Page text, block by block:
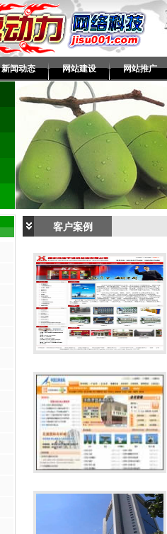
新闻动态 网站建设 网站推广
客户案例